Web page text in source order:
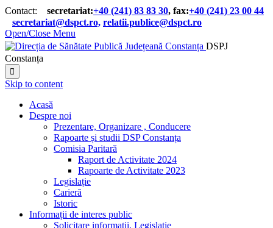
Contact: secretariat:+40 (241) 83 83 30, fax:+40 (241) 23 00 44
secretariat@dspct.ro, relatii.publice@dspct.ro
Open/Close Menu
DSPJ
Constanța

Skip to content
Acasă
Despre noi
Prezentare, Organizare , Conducere
Rapoarte și studii DSP Constanța
Comisia Paritară
Raport de Activitate 2024
Rapoarte de Activitate 2023
Legislație
Carieră
Istoric
Informații de interes public
Solicitare informații. Legislație